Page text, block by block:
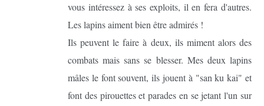
vous intéressez à ses exploits, il en fera d'autres.
Les lapins aiment bien être admirés !
Ils peuvent le faire à deux, ils miment alors des
combats mais sans se blesser. Mes deux lapins
mâles le font souvent, ils jouent à "san ku kai" et
font des pirouettes et parades en se jetant l'un sur